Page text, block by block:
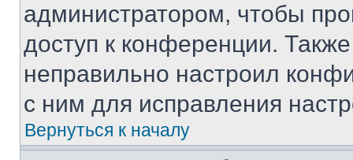
администратором, чтобы
доступ к конференции.
неправильно настроил
с ним для исправления
Вернуться к началу